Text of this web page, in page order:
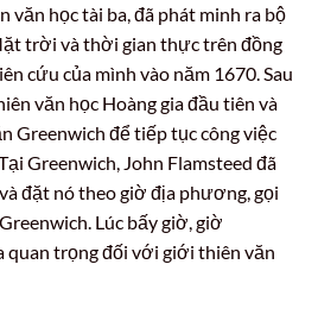
văn học tài ba, đã phát minh ra bộ
trời và thời gian thực trên đồng
cứu của mình vào năm 1670. Sau
văn học Hoàng gia đầu tiên và
Greenwich để tiếp tục công việc
Greenwich, John Flamsteed đã
đặt nó theo giờ địa phương, gọi
Lúc bấy giờ, giờ
quan trọng đối với giới thiên văn